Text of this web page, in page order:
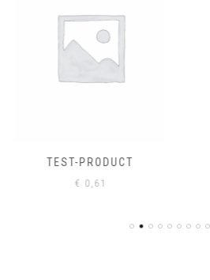
TEST-PRODUCT
€0,61